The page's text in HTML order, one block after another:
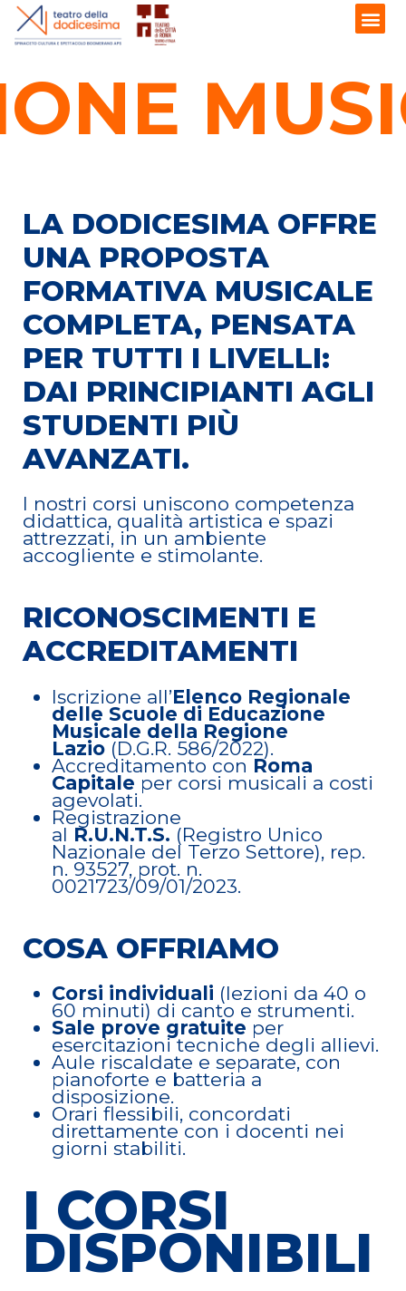
LA DODICESIMA OFFRE
UNA PROPOSTA
FORMATIVA MUSICALE
COMPLETA, PENSATA
PER TUTTI I LIVELLI:
DAI PRINCIPIANTI AGLI
STUDENTI PIÙ
AVANZATI.
I nostri corsi uniscono competenza
didattica, qualità artistica e spazi
attrezzati, in un ambiente
accogliente e stimolante.
RICONOSCIMENTI E
ACCREDITAMENTI
Iscrizione all’Elenco Regionale
delle Scuole di Educazione
Musicale della Regione
Lazio(D.G.R. 586/2022).
Accreditamento con Roma
Capitale per corsi musicali a costi
agevolati.
Registrazione
al R.U.N.T.S. (Registro Unico
Nazionale del Terzo Settore), rep.
n. 93527, prot. n.
0021723/09/01/2023.
COSA OFFRIAMO
Corsi individuali (lezioni da 40 o
60 minuti) di canto e strumenti.
Sale prove gratuite per
esercitazioni tecniche degli allievi.
Aule riscaldate e separate, con
pianoforte e batteria a
disposizione.
Orari flessibili, concordati
direttamente con i docenti nei
giorni stabiliti.
I CORSI
DISPONIBILI